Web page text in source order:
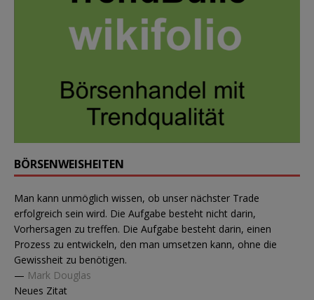
BÖRSENWEISHEITEN
Man kann unmöglich wissen, ob unser nächster Trade
erfolgreich sein wird. Die Aufgabe besteht nicht darin,
Vorhersagen zu treffen. Die Aufgabe besteht darin, einen
Prozess zu entwickeln, den man umsetzen kann, ohne die
Gewissheit zu benötigen.
— Mark Douglas
Neues Zitat